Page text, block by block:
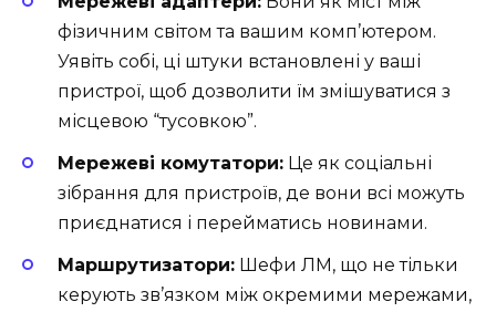
фізичним світом та вашим комп’ютером.
Уявіть собі, ці штуки встановлені у ваші
пристрої, щоб дозволити їм змішуватися з
місцевою “тусовкою”.
Мережеві комутатори: Це як соціальні
зібрання для пристроїв, де вони всі можуть
приєднатися і перейматись новинами.
Маршрутизатори: Шефи ЛМ, що не тільки
керують зв’язком між окремими мережами,